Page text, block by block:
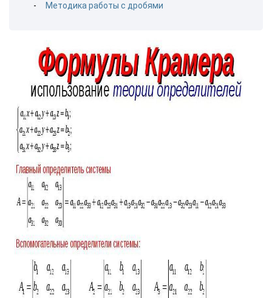
Методика работы с дробями